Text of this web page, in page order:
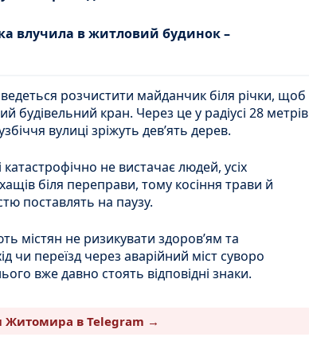
влучила в житловий будинок –
розчистити майданчик біля річки, щоб
будівельний кран. Через це у радіусі 28 метрів
вулиці зріжуть дев’ять дерев.
не вистачає людей, усіх
біля переправи, тому косіння трави й
поставлять на паузу.
містян не ризикувати здоров’ям та
чи переїзд через аварійний міст суворо
вже давно стоять відповідні знаки.
Житомира в Telegram →